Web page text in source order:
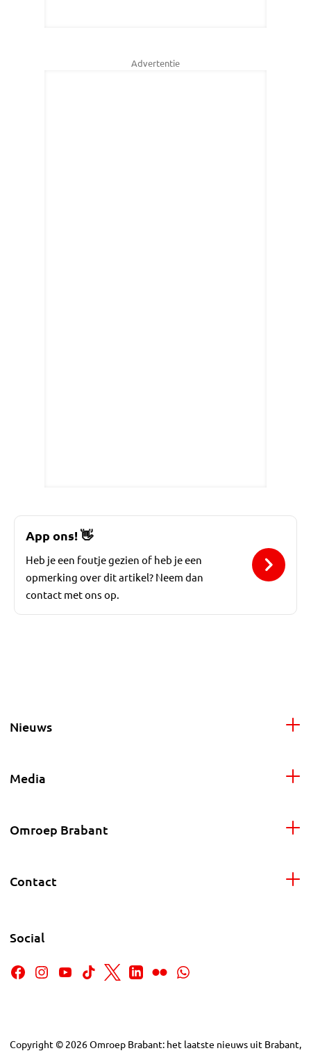
Advertentie
App ons! 👋
Heb je een foutje gezien of heb je een
opmerking over dit artikel? Neem dan
contact met ons op.
Nieuws
Media
Omroep Brabant
Contact
Social
Copyright © 2026Omroep Brabant: het laatste nieuws uit Brabant,